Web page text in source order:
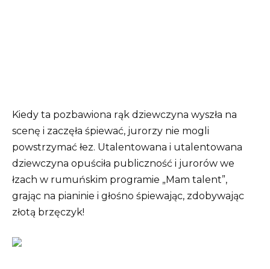
Kiedy ta pozbawiona rąk dziewczyna wyszła na
scenę i zaczęła śpiewać, jurorzy nie mogli
powstrzymać łez. Utalentowana i utalentowana
dziewczyna opuściła publiczność i jurorów we
łzach w rumuńskim programie „Mam talent”,
grając na pianinie i głośno śpiewając, zdobywając
złotą brzęczyk!